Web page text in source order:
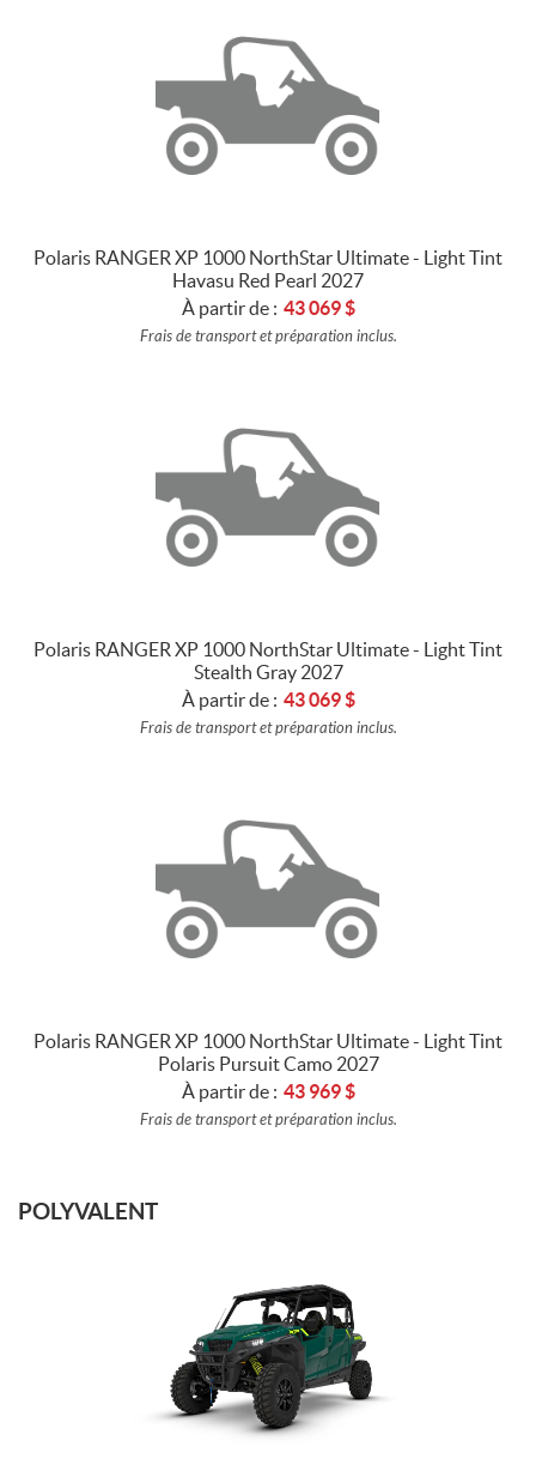
Polaris RANGER XP 1000 NorthStar Ultimate - Light Tint
Havasu Red Pearl 2027
À partir de : 43 069$
Frais de transport et préparation inclus.
Polaris RANGER XP 1000 NorthStar Ultimate - Light Tint
Stealth Gray 2027
À partir de : 43 069$
Frais de transport et préparation inclus.
Polaris RANGER XP 1000 NorthStar Ultimate - Light Tint
Polaris Pursuit Camo 2027
À partir de : 43 969$
Frais de transport et préparation inclus.
POLYVALENT